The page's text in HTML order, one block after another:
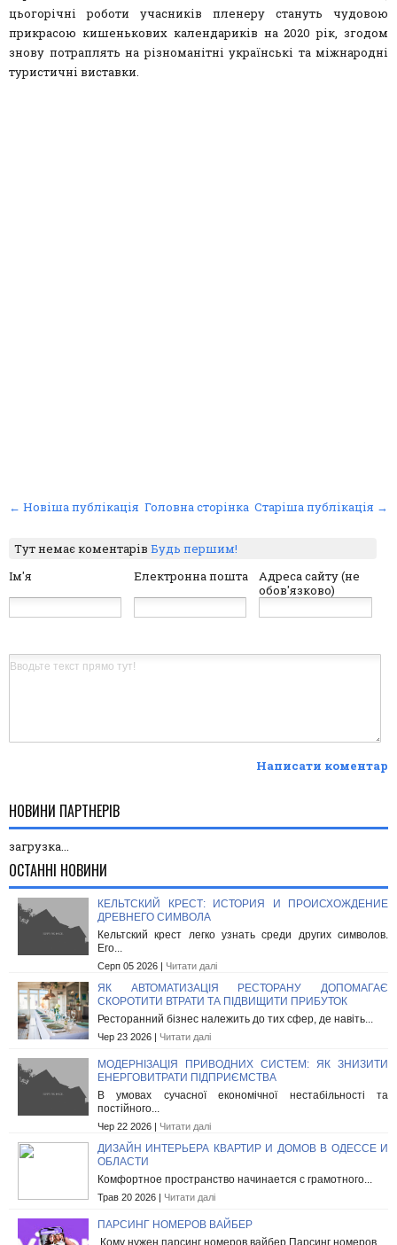
цьогорічні роботи учасників пленеру стануть чудовою
прикрасою кишенькових календариків на 2020 рік, згодом
знову потраплять на різноманітні українські та міжнародні
туристичні виставки.
← Новіша публікація Старіша публікація →
Головна сторінка
Тут немає коментарівБудь першим!
Ім'я
Електронна пошта
Адреса сайту (не
обов'язково)
Написати коментар
НОВИНИ ПАРТНЕРІВ
загрузка...
ОСТАННІ НОВИНИ
КЕЛЬТСКИЙ КРЕСТ: ИСТОРИЯ И ПРОИСХОЖДЕНИЕ
ДРЕВНЕГО СИМВОЛА
Кельтский крест легко узнать среди других символов.
Его...
Серп 05 2026 | Читати далі
ЯК АВТОМАТИЗАЦІЯ РЕСТОРАНУ ДОПОМАГАЄ
СКОРОТИТИ ВТРАТИ ТА ПІДВИЩИТИ ПРИБУТОК
Ресторанний бізнес належить до тих сфер, де навіть...
Чер 23 2026 | Читати далі
МОДЕРНІЗАЦІЯ ПРИВОДНИХ СИСТЕМ: ЯК ЗНИЗИТИ
ЕНЕРГОВИТРАТИ ПІДПРИЄМСТВА
В умовах сучасної економічної нестабільності та
постійного...
Чер 22 2026 | Читати далі
ДИЗАЙН ИНТЕРЬЕРА КВАРТИР И ДОМОВ В ОДЕССЕ И
ОБЛАСТИ
Комфортное пространство начинается с грамотного...
Трав 20 2026 | Читати далі
ПАРСИНГ НОМЕРОВ ВАЙБЕР